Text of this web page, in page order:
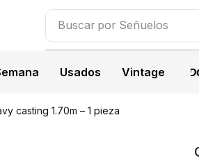
Buscar por Carretes
Usados Vintage
BIENVENIDOS A JIPESCADOR
casting 1.70m – 1 pieza